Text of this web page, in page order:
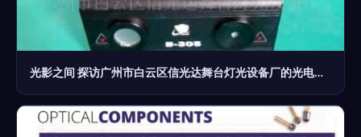
光影之间 探访广州市白云区信光达舞台灯光设备厂的光电器件与图库之美